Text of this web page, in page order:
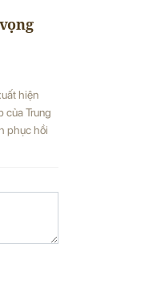
hiện
của Trung
phục hồi